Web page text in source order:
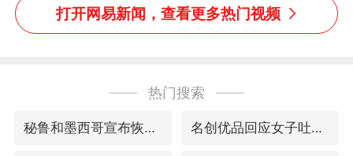
是武侠片现场！#睡个好
打开网易新闻，查看更多热门视频
热门搜索
秘鲁和墨西哥宣布恢复外交关系 名创优品回应女子吐槽内裤质量差